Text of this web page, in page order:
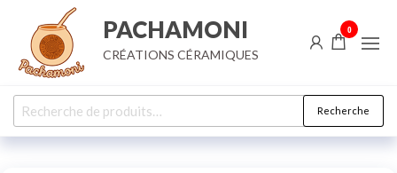
contenu
PACHAMONI
CRÉATIONS CÉRAMIQUES
0
Recherche
pour :
Recherche